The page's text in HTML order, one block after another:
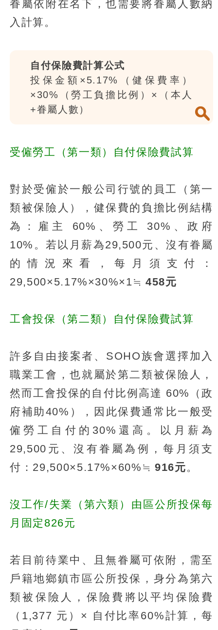
眷屬依附在名下，也需要將眷屬人數納
入計算。
自付保險費計算公式
投保金額×5.17%（健保費率）
×30%（勞工負擔比例）×（本人
+眷屬人數）
受僱勞工（第一類）自付保險費試算
對於受僱於一般公司行號的員工（第一
類被保險人），健保費的負擔比例結構
為：雇主 60%、勞工 30%、政府
10%。若以月薪為29,500元、沒有眷屬
的情況來看，每月須支付：
29,500×5.17%×30%×1≒ 458元
工會投保（第二類）自付保險費試算
許多自由接案者、SOHO族會選擇加入
職業工會，也就屬於第二類被保險人，
然而工會投保的自付比例高達 60%（政
府補助40%），因此保費通常比一般受
僱勞工自付的30%還高。以月薪為
29,500元、沒有眷屬為例，每月須支
付：29,500×5.17%×60%≒ 916元。
沒工作/失業（第六類）由區公所投保每
月固定826元
若目前待業中、且無眷屬可依附，需至
戶籍地鄉鎮市區公所投保，身分為第六
類被保險人，保險費將以平均保險費
（1,377 元）× 自付比率60%計算，每